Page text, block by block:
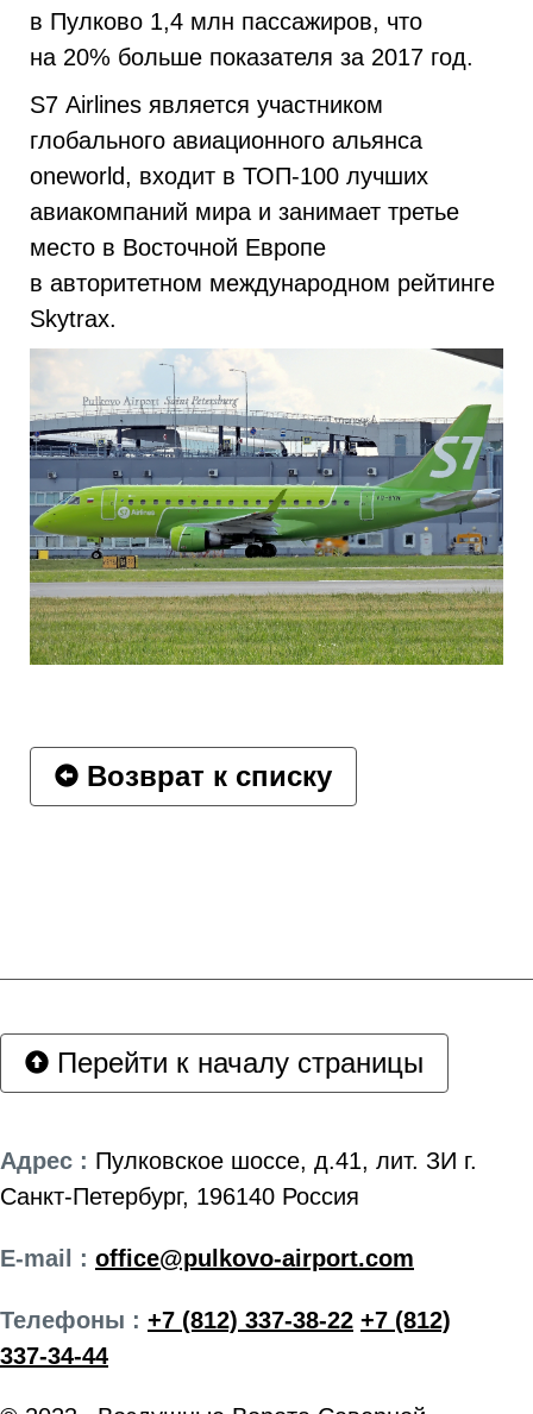
в Пулково 1,4 млн пассажиров, что
на 20% больше показателя за 2017 год.
S7 Airlines является участником
глобального авиационного альянса
oneworld, входит в ТОП-100 лучших
авиакомпаний мира и занимает третье
место в Восточной Европе
в авторитетном международном рейтинге
Skytrax.
Возврат к списку
Перейти к началу страницы
Адрес : Пулковское шоссе, д.41, лит. ЗИ г.
Санкт-Петербург, 196140 Россия
E-mail : office@pulkovo-airport.com
Телефоны : +7 (812) 337-38-22 +7 (812)
337-34-44